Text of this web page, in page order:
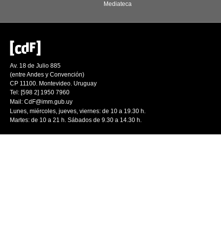
Mediateca
Av. 18 de Julio 885
(entre Andes y Convención)
CP 11100. Montevideo. Uruguay
Tel: [598 2] 1950 7960
Mail: CdF@imm.gub.uy
Lunes, miércoles, jueves, viernes: de 10 a 19.30 h.
Martes: de 10 a 21 h. Sábados de 9.30 a 14.30 h.